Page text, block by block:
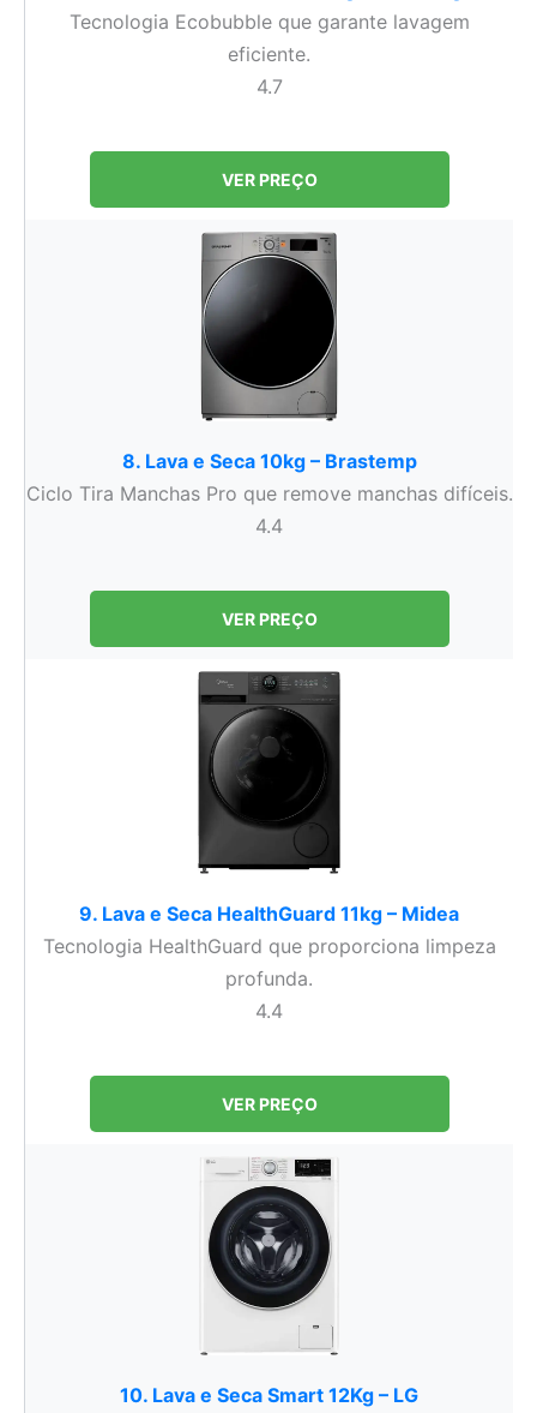
Tecnologia Ecobubble que garante lavagem
eficiente.
4.7
VER PREÇO
8. Lava e Seca 10kg – Brastemp
Ciclo Tira Manchas Pro que remove manchas difíceis.
4.4
VER PREÇO
9. Lava e Seca HealthGuard 11kg – Midea
Tecnologia HealthGuard que proporciona limpeza
profunda.
4.4
VER PREÇO
10. Lava e Seca Smart 12Kg – LG